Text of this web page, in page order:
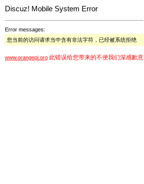
Discuz! Mobile System Error
Error messages:
您当前的访问请求当中含有非法字符，已经被系统拒绝
www.orangepi.org 此错误给您带来的不便我们深感歉意